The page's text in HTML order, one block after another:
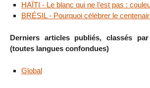
HAÏTI - Le blanc qui ne l’est pas :
BRÉSIL - Pourquoi célébrer le
Derniers articles publiés, classés
(toutes langues confondues)
Global